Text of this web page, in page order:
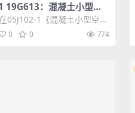
19G613：混凝土小型空
建筑与结构构造
05J102-1《混凝土小型空心
筑构造》和05G613《混
0 0 774